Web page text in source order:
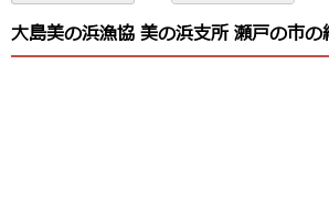
大島美の浜漁協 美の浜支所 瀬戸の市の